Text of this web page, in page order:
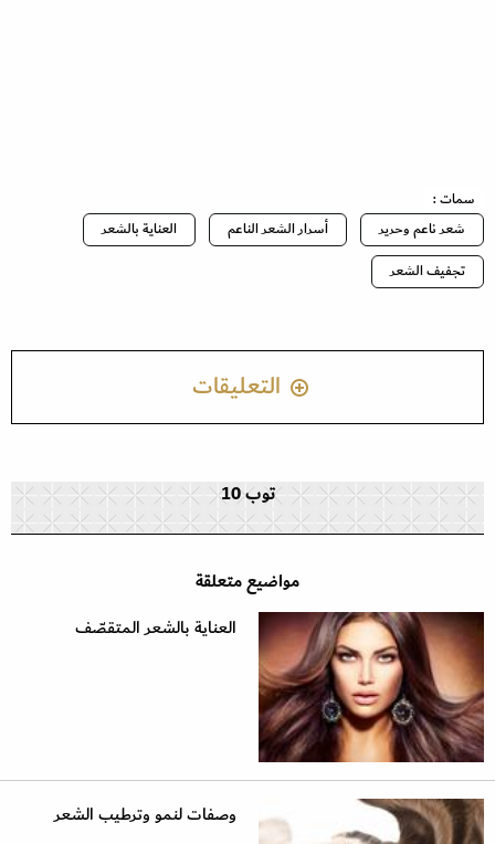
سمات :
شعر ناعم وحرير
أسرار الشعر الناعم
العناية بالشعر
تجفيف الشعر
التعليقات
توب 10
مواضيع متعلقة
العناية بالشعر المتقصّف
وصفات لنمو وترطيب الشعر